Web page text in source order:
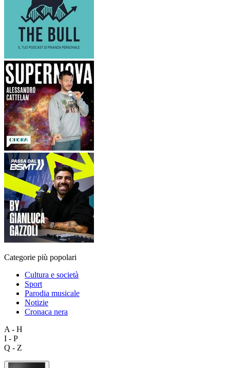
Categorie più popolari
Cultura e società
Sport
Parodia musicale
Notizie
Cronaca nera
A - H
I - P
Q - Z